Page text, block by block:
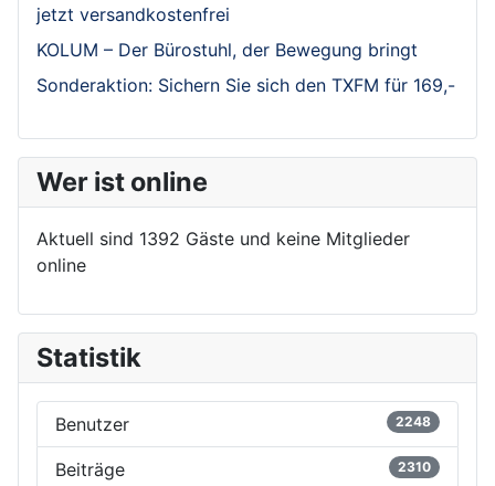
jetzt versandkostenfrei
KOLUM – Der Bürostuhl, der Bewegung bringt
Sonderaktion: Sichern Sie sich den TXFM für 169,-
Wer ist online
Aktuell sind 1392 Gäste und keine Mitglieder
online
Statistik
Benutzer 2248
Beiträge 2310